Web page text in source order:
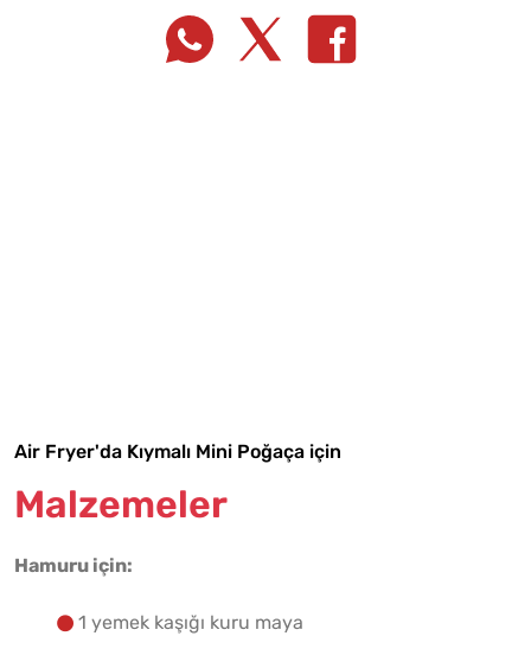
Air Fryer'da Kıymalı Mini Poğaça için
Malzemeler
Hamuru için:
1 yemek kaşığı kuru maya